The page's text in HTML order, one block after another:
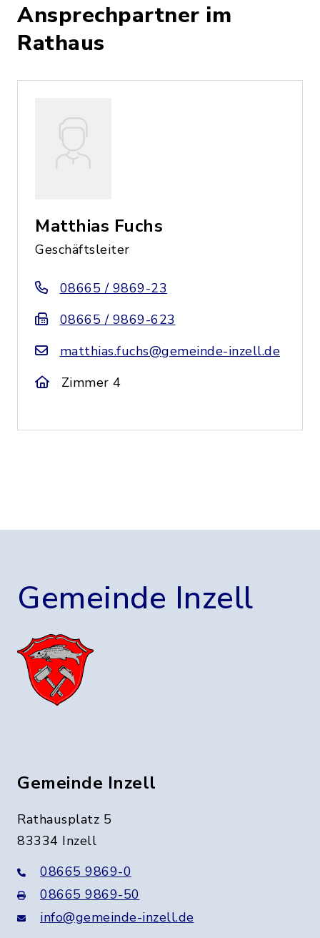
Ansprechpartner im
Rathaus
Matthias Fuchs
Geschäftsleiter
08665 / 9869-23
08665 / 9869-623
matthias.fuchs@gemeinde-inzell.de
Zimmer 4
Gemeinde Inzell
Gemeinde Inzell
Rathausplatz 5
83334 Inzell
08665 9869-0
08665 9869-50
info@gemeinde-inzell.de